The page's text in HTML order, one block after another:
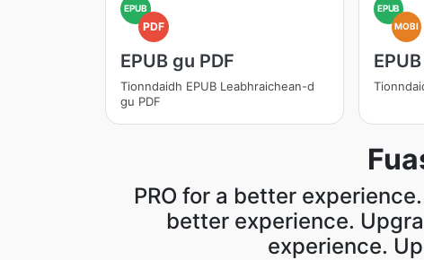
EPUB
PDF
EPUB gu PDF
Tionndaidh EPUB Leabhraichean-d
gu PDF
EPUB
MOBI
PRO for a better
better experience.
experience.